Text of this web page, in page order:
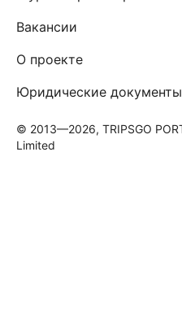
Вакансии
О проекте
Юридические документы
© 2013—2026, TRIPSGO
Limited